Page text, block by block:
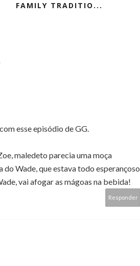
FAMILY TRADITIO...
esse episódio de GG.
maledeto parecia uma moça
do Wade, que estava todo esperançoso
vai afogar as mágoas na bebida!
Responder